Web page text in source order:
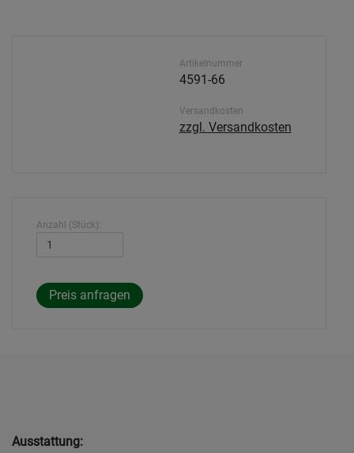
Artikelnummer
4591-66
Versandkosten
zzgl. Versandkosten
Anzahl (Stück):
Ausstattung: